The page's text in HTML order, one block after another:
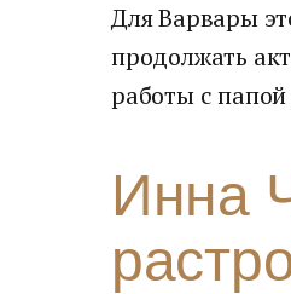
Для Варвары
продолжать
работы с
Инна